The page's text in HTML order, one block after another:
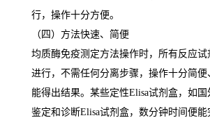
行，操作十分方便。
（四）方法快速、简便
均质酶免疫测定方法操作时，所有反应
进行，不需任何分离步骤，操作十分简
能得出结果。某些定性Elisa试剂盒，如
鉴定和诊断Elisa试剂盒，数分钟时间便能